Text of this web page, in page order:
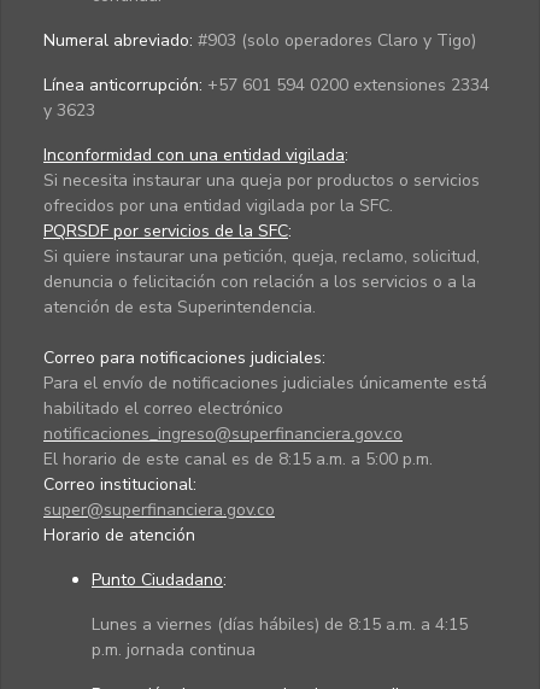
Numeral abreviado: #903 (solo operadores Claro y Tigo)
Línea anticorrupción: +57 601 594 0200 extensiones 2334
y 3623
Inconformidad con una entidad vigilada:
Si necesita instaurar una queja por productos o servicios
ofrecidos por una entidad vigilada por la SFC.
PQRSDF por servicios de la SFC:
Si quiere instaurar una petición, queja, reclamo, solicitud,
denuncia o felicitación con relación a los servicios o a la
atención de esta Superintendencia.
Correo para notificaciones judiciales:
Para el envío de notificaciones judiciales únicamente está
habilitado el correo electrónico
notificaciones_ingreso@superfinanciera.gov.co
El horario de este canal es de 8:15 a.m. a 5:00 p.m.
Correo institucional:
super@superfinanciera.gov.co
Horario de atención
Punto Ciudadano:
Lunes a viernes (días hábiles) de 8:15 a.m. a 4:15
p.m. jornada continua